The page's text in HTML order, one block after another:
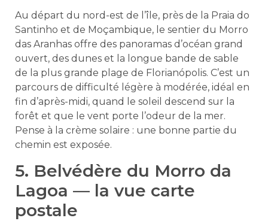
Au départ du nord-est de l’île, près de la Praia do
Santinho et de Moçambique, le sentier du Morro
das Aranhas offre des panoramas d’océan grand
ouvert, des dunes et la longue bande de sable
de la plus grande plage de Florianópolis. C’est un
parcours de difficulté légère à modérée, idéal en
fin d’après-midi, quand le soleil descend sur la
forêt et que le vent porte l’odeur de la mer.
Pense à la crème solaire : une bonne partie du
chemin est exposée.
5. Belvédère du Morro da
Lagoa — la vue carte
postale